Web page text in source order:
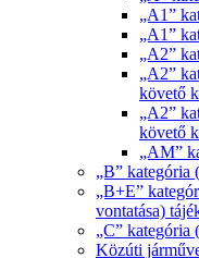
„A1”
„A1”
„A2”
„A2”
követő
„A2”
követő
„AM”
„B” kategória
„B+E”
vontatása)
„C” kategória
Közúti